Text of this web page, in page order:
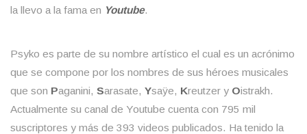
la llevo a la fama en Youtube.
Psyko es parte de su nombre artístico el cual es un acrónimo
que se compone por los nombres de sus héroes musicales
que son Paganini, Sarasate, Ysaÿe, Kreutzer y Oistrakh.
Actualmente su canal de Youtube cuenta con 795 mil
suscriptores y más de 393 videos publicados. Ha tenido la